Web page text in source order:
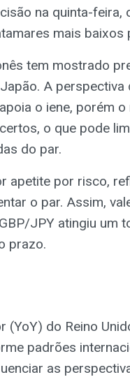
na quinta-feira,
mais
tem mostrado
A
o iene, porém
o que pode
do par.
apetite por risco,
o par. Assim,
JPY atingiu um
prazo.
(YoY) do Reino
padrões
as